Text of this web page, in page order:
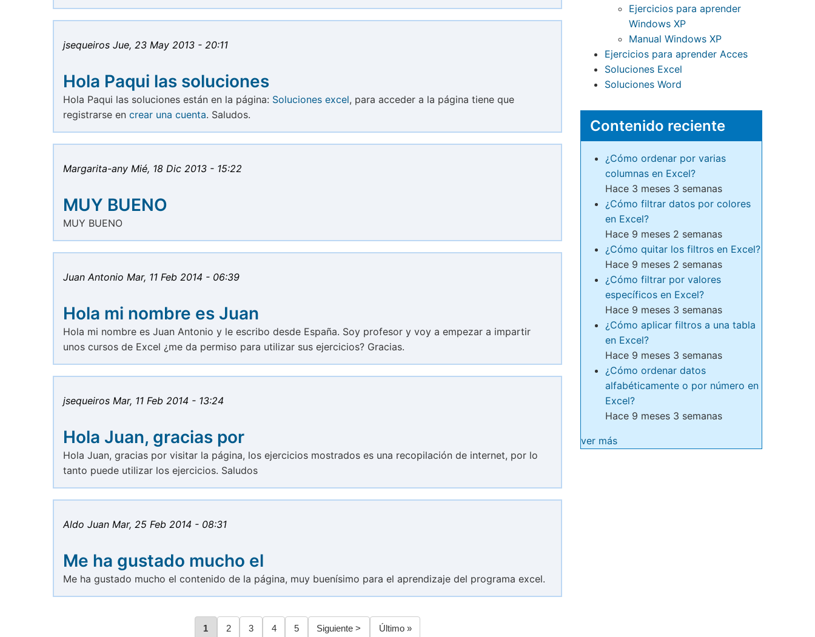
jsequeiros Jue, 23 May 2013 - 20:11
Hola Paqui las soluciones
Hola Paqui las soluciones están en la página: Soluciones excel, para acceder a la página tiene que
registrarse en crear una cuenta. Saludos.
Margarita-any Mié, 18 Dic 2013 - 15:22
MUY BUENO
MUY BUENO
Juan Antonio Mar, 11 Feb 2014 - 06:39
Hola mi nombre es Juan
Hola mi nombre es Juan Antonio y le escribo desde España. Soy profesor y voy a empezar a impartir
unos cursos de Excel ¿me da permiso para utilizar sus ejercicios? Gracias.
jsequeiros Mar, 11 Feb 2014 - 13:24
Hola Juan, gracias por
Hola Juan, gracias por visitar la página, los ejercicios mostrados es una recopilación de internet, por lo
tanto puede utilizar los ejercicios. Saludos
Aldo Juan Mar, 25 Feb 2014 - 08:31
Me ha gustado mucho el
Me ha gustado mucho el contenido de la página, muy buenísimo para el aprendizaje del programa excel.
Página
1 Página
2 Página
3 Página
4 Página
5
Siguiente
Siguiente >
Última
Último »
Ejercicios para aprender
Windows XP
Manual Windows XP
Ejercicios para aprender Acces
Soluciones Excel
Soluciones Word
Contenido reciente
¿Cómo ordenar por varias
columnas en Excel?
Hace 3 meses 3 semanas
¿Cómo filtrar datos por colores
en Excel?
Hace 9 meses 2 semanas
¿Cómo quitar los filtros en Excel?
Hace 9 meses 2 semanas
¿Cómo filtrar por valores
específicos en Excel?
Hace 9 meses 3 semanas
¿Cómo aplicar filtros a una tabla
en Excel?
Hace 9 meses 3 semanas
¿Cómo ordenar datos
alfabéticamente o por número en
Excel?
Hace 9 meses 3 semanas
ver más